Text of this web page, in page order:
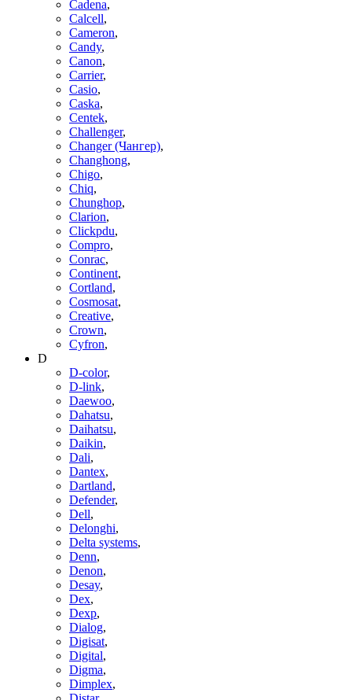
Cadena,
Calcell,
Cameron,
Candy,
Canon,
Carrier,
Casio,
Caska,
Centek,
Challenger,
Changer (Чангер),
Changhong,
Chigo,
Chiq,
Chunghop,
Clarion,
Clickpdu,
Compro,
Conrac,
Continent,
Cortland,
Cosmosat,
Creative,
Crown,
Cyfron,
D
D-color,
D-link,
Daewoo,
Dahatsu,
Daihatsu,
Daikin,
Dali,
Dantex,
Dartland,
Defender,
Dell,
Delonghi,
Delta systems,
Denn,
Denon,
Desay,
Dex,
Dexp,
Dialog,
Digisat,
Digital,
Digma,
Dimplex,